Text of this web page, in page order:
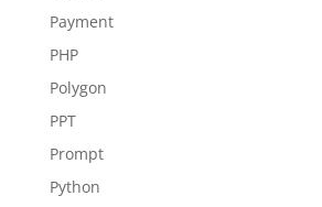
Payment
PHP
Polygon
PPT
Prompt
Python